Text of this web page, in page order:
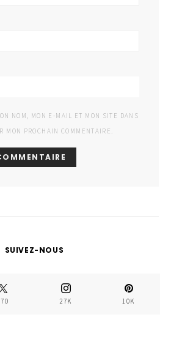
NOM, MON E-MAIL ET MON SITE DANS
MON PROCHAIN COMMENTAIRE.
SUIVEZ-NOUS
27K 10K